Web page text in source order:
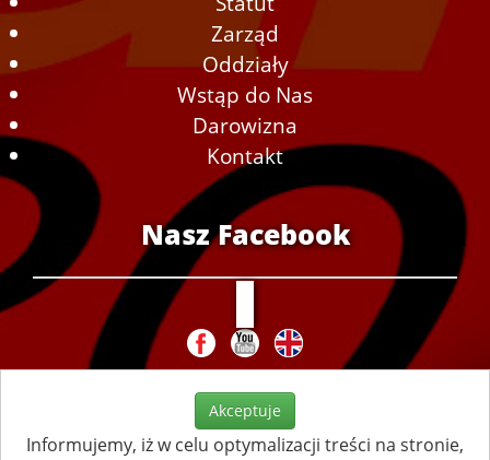
Zarząd
Oddziały
Wstąp do Nas
Darowizna
Kontakt
Nasz Facebook
Akceptuje
Informujemy, iż w celu optymalizacji treści na stronie,